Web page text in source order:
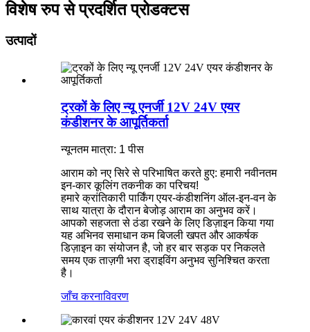
विशेष रुप से प्रदर्शित प्रोडक्टस
उत्पादों
ट्रकों के लिए न्यू एनर्जी 12V 24V एयर
कंडीशनर के आपूर्तिकर्ता
न्यूनतम मात्रा: 1 पीस
आराम को नए सिरे से परिभाषित करते हुए: हमारी नवीनतम
इन-कार कूलिंग तकनीक का परिचय!
हमारे क्रांतिकारी पार्किंग एयर-कंडीशनिंग ऑल-इन-वन के
साथ यात्रा के दौरान बेजोड़ आराम का अनुभव करें।
आपको सहजता से ठंडा रखने के लिए डिज़ाइन किया गया
यह अभिनव समाधान कम बिजली खपत और आकर्षक
डिज़ाइन का संयोजन है, जो हर बार सड़क पर निकलते
समय एक ताज़गी भरा ड्राइविंग अनुभव सुनिश्चित करता
है।
जाँच करनाविवरण